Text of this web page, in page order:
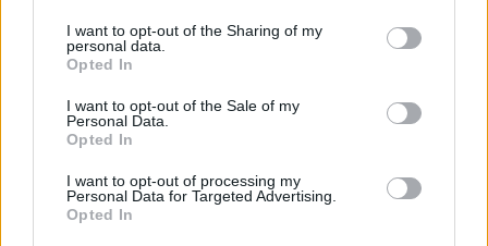
not limited to your visit or usage behaviour. You may click to
grant or deny consent to Google and its third-party tags to
use your data for below specified purposes in below Google
consent section.
I want to opt-out of the Sharing of my
personal data.
Opted In
I want to opt-out of the Sale of my
Personal Data.
Opted In
I want to opt-out of processing my
Personal Data for Targeted Advertising.
Opted In
BELLEZZA